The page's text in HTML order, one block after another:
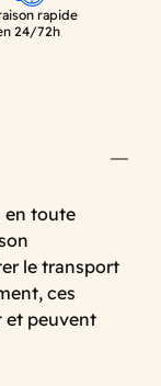
rapide
24/72h
en toute
le transport
ces
et peuvent